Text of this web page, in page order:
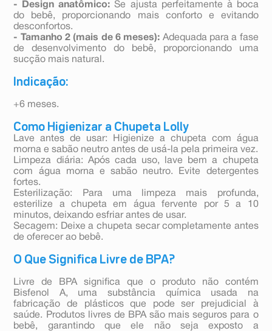
- Design anatômico:Se ajusta perfeitamente à boca
do bebê, proporcionando mais conforto e evitando
desconfortos.
- Tamanho 2 (mais de 6 meses): Adequada para a fase
de desenvolvimento do bebê, proporcionando uma
sucção mais natural.
Indicação:
+6 meses.
Como Higienizar a Chupeta Lolly
Lave antes de usar: Higienize a chupeta com água
morna e sabão neutro antes de usá-la pela primeira vez.
Limpeza diária: Após cada uso, lave bem a chupeta
com água morna e sabão neutro. Evite detergentes
fortes.
Esterilização: Para uma limpeza mais profunda,
esterilize a chupeta em água fervente por 5 a 10
minutos, deixando esfriar antes de usar.
Secagem: Deixe a chupeta secar completamente antes
de oferecer ao bebê.
O Que Significa Livre de BPA?
Livre de BPA significa que o produto não contém
Bisfenol A, uma substância química usada na
fabricação de plásticos que pode ser prejudicial à
saúde. Produtos livres de BPA são mais seguros para o
bebê, garantindo que ele não seja exposto a